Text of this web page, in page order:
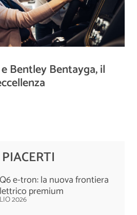
Bentley Bentayga, il
e-tron: la nuova frontiera
premium
2026